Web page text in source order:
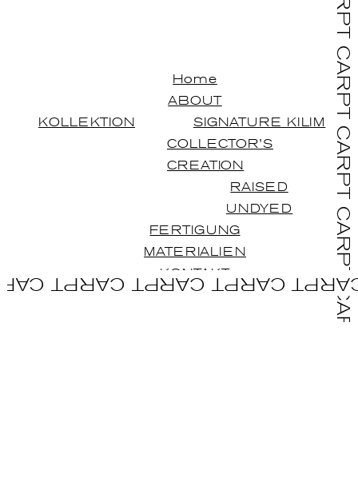
CARPT CARPT CARPT
Home
ABOUT
KOLLEKTION
SIGNATURE KILIM
COLLECTOR’S
CREATION
RAISED
UNDYED
FERTIGUNG
MATERIALIEN
KONTAKT